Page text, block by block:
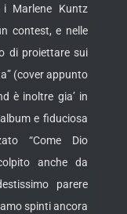
Marlene Kuntz
contest, e nelle
di proiettare sui
(cover appunto
è inoltre gia’ in
e fiduciosa
“Come Dio
anche da
parere
spinti ancora